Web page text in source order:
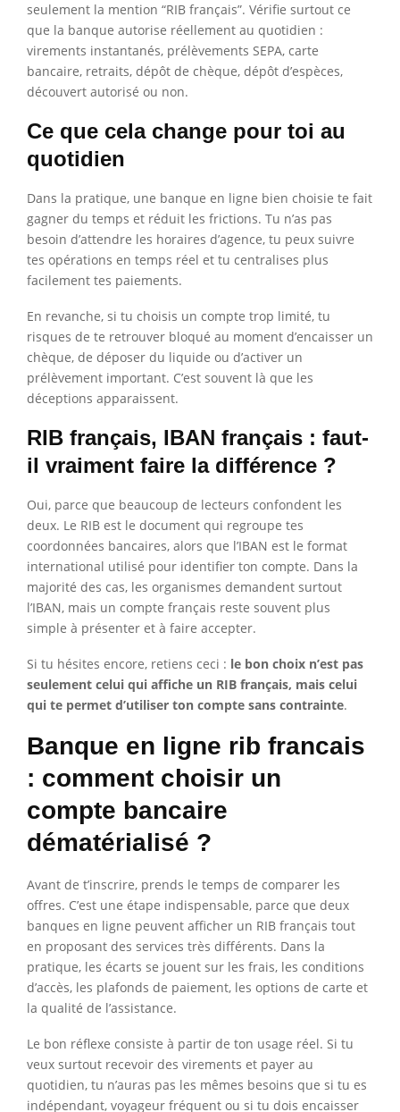
seulement la mention “RIB français”. Vérifie surtout ce
que la banque autorise réellement au quotidien :
virements instantanés, prélèvements SEPA, carte
bancaire, retraits, dépôt de chèque, dépôt d’espèces,
découvert autorisé ou non.
Ce que cela change pour toi au
quotidien
Dans la pratique, une banque en ligne bien choisie te fait
gagner du temps et réduit les frictions. Tu n’as pas
besoin d’attendre les horaires d’agence, tu peux suivre
tes opérations en temps réel et tu centralises plus
facilement tes paiements.
En revanche, si tu choisis un compte trop limité, tu
risques de te retrouver bloqué au moment d’encaisser un
chèque, de déposer du liquide ou d’activer un
prélèvement important. C’est souvent là que les
déceptions apparaissent.
RIB français, IBAN français : faut-
il vraiment faire la différence ?
Oui, parce que beaucoup de lecteurs confondent les
deux. Le RIB est le document qui regroupe tes
coordonnées bancaires, alors que l’IBAN est le format
international utilisé pour identifier ton compte. Dans la
majorité des cas, les organismes demandent surtout
l’IBAN, mais un compte français reste souvent plus
simple à présenter et à faire accepter.
Si tu hésites encore, retiens ceci : le bon choix n’est pas
seulement celui qui affiche un RIB français, mais celui
qui te permet d’utiliser ton compte sans contrainte.
Banque en ligne rib francais
: comment choisir un
compte bancaire
dématérialisé ?
Avant de t’inscrire, prends le temps de comparer les
offres. C’est une étape indispensable, parce que deux
banques en ligne peuvent afficher un RIB français tout
en proposant des services très différents. Dans la
pratique, les écarts se jouent sur les frais, les conditions
d’accès, les plafonds de paiement, les options de carte et
la qualité de l’assistance.
Le bon réflexe consiste à partir de ton usage réel. Si tu
veux surtout recevoir des virements et payer au
quotidien, tu n’auras pas les mêmes besoins que si tu es
indépendant, voyageur fréquent ou si tu dois encaisser